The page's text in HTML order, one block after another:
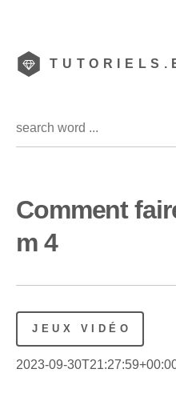
Comment
m 4
JEUX VIDÉO
2023-09-